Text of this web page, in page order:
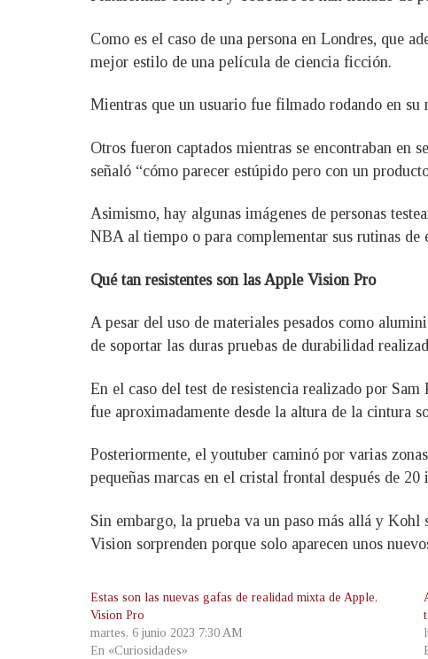
Como es el caso de una persona en Londres, que
mejor estilo de una película de ciencia ficción.
Mientras que un usuario fue filmado rodando en su
Otros fueron captados mientras se encontraban en
señaló “cómo parecer estúpido pero con un
Asimismo, hay algunas imágenes de personas
NBA al tiempo o para complementar sus rutinas
Qué tan resistentes son las Apple Vision Pro
A pesar del uso de materiales pesados como
de soportar las duras pruebas de durabilidad
En el caso del test de resistencia realizado por
fue aproximadamente desde la altura de la cintura
Posteriormente, el youtuber caminó por varias
pequeñas marcas en el cristal frontal después de
Sin embargo, la prueba va un paso más allá y
Vision sorprenden porque solo aparecen unos
Estas son las nuevas gafas de realidad mixta de Apple,
Vision Pro
martes, 6 junio 2023 7:30 AM
En «Curiosidades»